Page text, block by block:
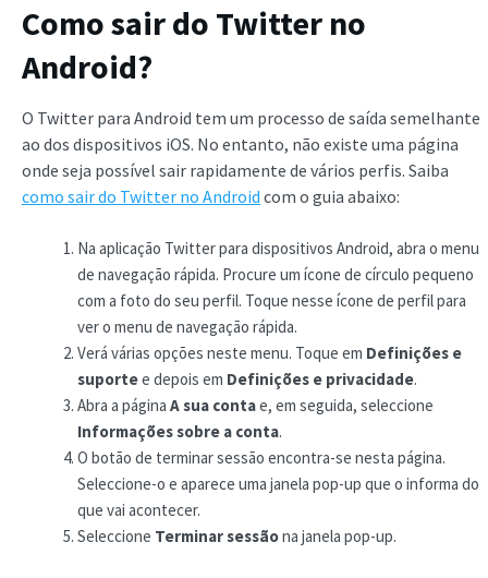
Como sair do Twitter no
Android?
O Twitter para Android tem um processo de saída semelhante
ao dos dispositivos iOS. No entanto, não existe uma página
onde seja possível sair rapidamente de vários perfis. Saiba
como sair do Twitter no Android com o guia abaixo:
Na aplicação Twitter para dispositivos Android, abra o menu
de navegação rápida. Procure um ícone de círculo pequeno
com a foto do seu perfil. Toque nesse ícone de perfil para
ver o menu de navegação rápida.
Verá várias opções neste menu. Toque em Definições e
suportee depois em Definições e privacidade.
Abra a página A sua contae, em seguida, seleccione
Informações sobre a conta.
O botão de terminar sessão encontra-se nesta página.
Seleccione-o e aparece uma janela pop-up que o informa do
que vai acontecer.
Seleccione Terminar sessãona janela pop-up.